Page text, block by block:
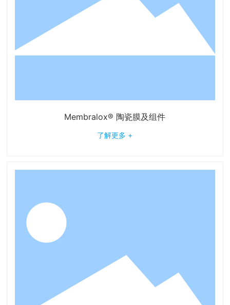
Membralox® 陶瓷膜及组件
了解更多 +